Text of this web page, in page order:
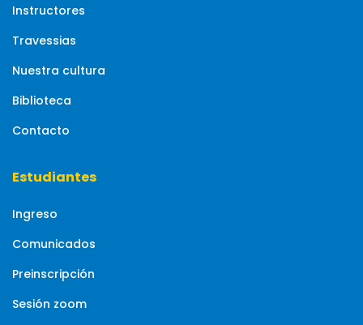
Instructores
Travessias
Nuestra cultura
Biblioteca
Contacto
Estudiantes
Ingreso
Comunicados
Preinscripción
Sesión zoom